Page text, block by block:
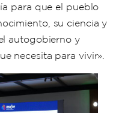
para que el pueblo
su ciencia y
autogobierno y
necesita para vivir».